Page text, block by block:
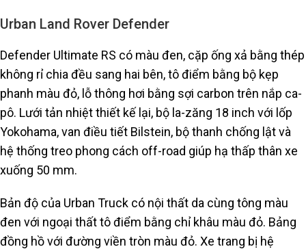
Urban Land Rover Defender
Defender Ultimate RS có màu đen, cặp ống xả bằng thép
không rỉ chia đều sang hai bên, tô điểm bằng bộ kẹp
phanh màu đỏ, lỗ thông hơi bằng sợi carbon trên nắp ca-
pô. Lưới tản nhiệt thiết kế lại, bộ la-zăng 18 inch với lốp
Yokohama, van điều tiết Bilstein, bộ thanh chống lật và
hệ thống treo phong cách off-road giúp hạ thấp thân xe
xuống 50 mm.
Bản độ của Urban Truck có nội thất da cùng tông màu
đen với ngoại thất tô điểm bằng chỉ khâu màu đỏ. Bảng
đồng hồ với đường viền tròn màu đỏ. Xe trang bị hệ